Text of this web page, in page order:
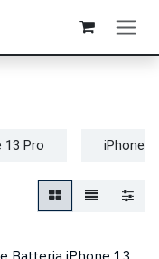
13 Pro iPhone